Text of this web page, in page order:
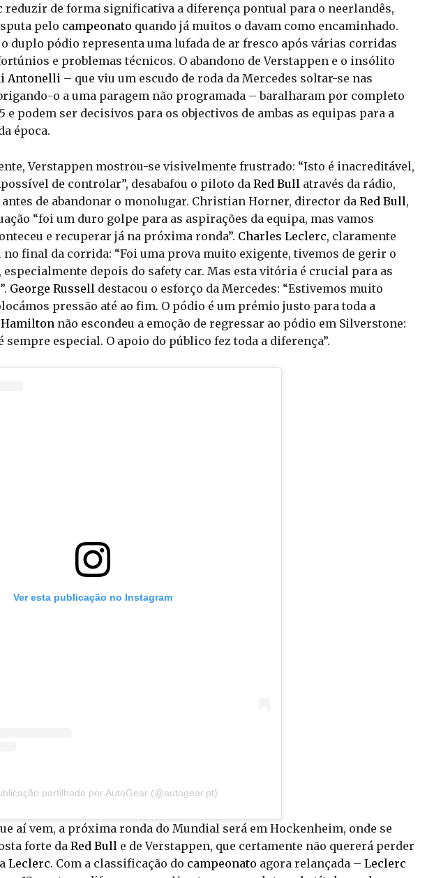
reduzir de forma significativa a diferença pontual para o neerlandês,
pelo campeonato quando já muitos o davam como encaminhado.
o duplo pódio representa uma lufada de ar fresco após várias corridas
e problemas técnicos. O abandono de Verstappen e o insólito
Antonelli – que viu um escudo de roda da Mercedes soltar-se nas
o a uma paragem não programada – baralharam por completo
e podem ser decisivos para os objectivos de ambas as equipas para a
época.
Verstappen mostrou-se visivelmente frustrado: “Isto é inacreditável,
de controlar”, desabafou o piloto da Red Bull através da rádio,
de abandonar o monolugar. Christian Horner, director da Red Bull,
“foi um duro golpe para as aspirações da equipa, mas vamos
e recuperar já na próxima ronda”. Charles Leclerc, claramente
final da corrida: “Foi uma prova muito exigente, tivemos de gerir o
depois do safety car. Mas esta vitória é crucial para as
George Russell destacou o esforço da Mercedes: “Estivemos muito
pressão até ao fim. O pódio é um prémio justo para toda a
não escondeu a emoção de regressar ao pódio em Silverstone:
sempre especial. O apoio do público fez toda a diferença”.
Ver esta publicação no Instagram
partilhada por AutoGear (@autogear.pt)
aí vem, a próxima ronda do Mundial será em Hockenheim, onde se
forte daRed Bull e de Verstappen, que certamente não quererá perder
Leclerc. Com a classificação do campeonato agora relançada – Leclerc